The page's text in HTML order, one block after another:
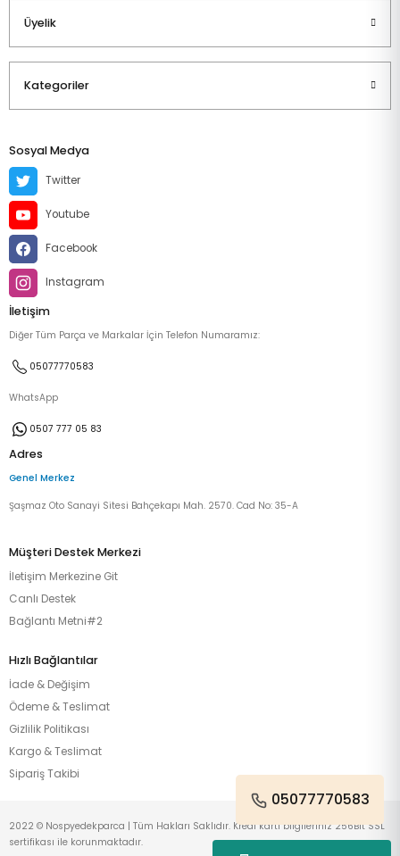
Üyelik
Kategoriler
Sosyal Medya
Twitter
Youtube
Facebook
Instagram
İletişim
Diğer Tüm Parça ve Markalar İçin Telefon Numaramız:
05077770583
WhatsApp
0507 777 05 83
Adres
Genel Merkez
Şaşmaz Oto Sanayi Sitesi Bahçekapı Mah. 2570. Cad No: 35-A
Müşteri Destek Merkezi
İletişim Merkezine Git
Canlı Destek
Bağlantı Metni#2
Hızlı Bağlantılar
İade & Değişim
Ödeme & Teslimat
Gizlilik Politikası
Kargo & Teslimat
Sipariş Takibi
05077770583
2022 © Nospyedekparca | Tüm Hakları Saklıdır. Kredi kartı bilgileriniz 256Bit SSL
sertifikası ile korunmaktadır.